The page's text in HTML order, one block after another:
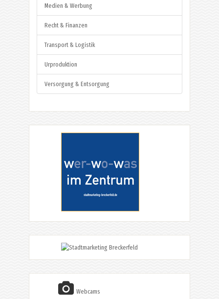
Medien & Werbung
Recht & Finanzen
Transport & Logistik
Urproduktion
Versorgung & Entsorgung
Webcams